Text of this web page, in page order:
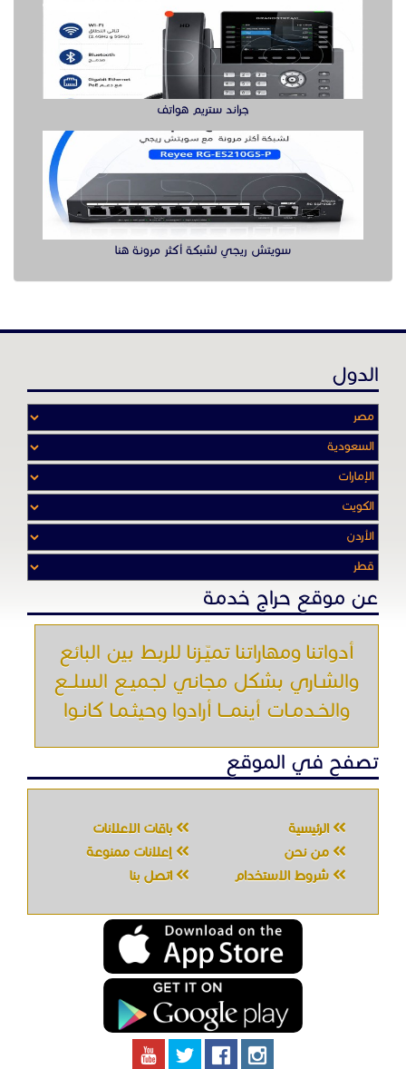
جراند ستريم هواتف
سويتش ريجي لشبكة أكثر مرونة هنا
الدول
عن موقع حراج خدمة
أدواتنا ومهاراتنا تميّـزنا للربط بين البائع
والشـاري بشكل مجاني لجميـع السلــع
والخـدمـات أينمـــا أرادوا وحيثـمـا كانـوا
تصفح في الموقع
الرئيسية
باقات الإعلانات
من نحن
إعلانات ممنوعة
شروط الاستخدام
اتصل بنا